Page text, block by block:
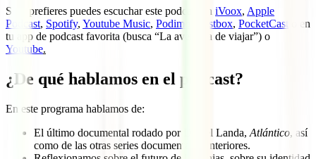
Si lo prefieres puedes escuchar este podcast en iVoox, Apple
Podcast, Spotify, Youtube Music, Podimo Castbox, PocketCast
o en
tu app de podcast favorita (busca “La aventura de viajar”) o
Youtube.
¿De qué hablamos en el podcast?
En este programa hablamos de:
El último documental rodado por Daniel Landa, Atlántico, así
como de las otras series documentales anteriores.